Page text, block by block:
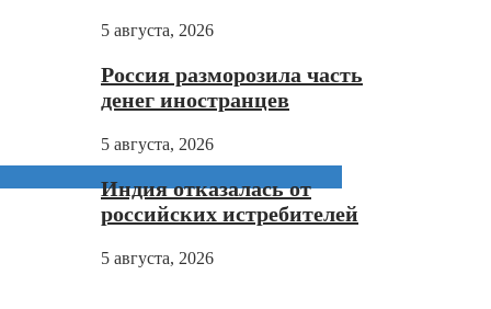
5 августа, 2026
Россия разморозила часть
денег иностранцев
5 августа, 2026
Индия отказалась от
российских истребителей
5 августа, 2026